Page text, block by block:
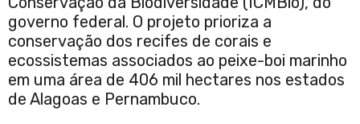
governo federal. O projeto prioriza a
conservação dos recifes de corais e
ecossistemas associados ao peixe-boi marinho
em uma área de 406 mil hectares nos estados
de Alagoas e Pernambuco.